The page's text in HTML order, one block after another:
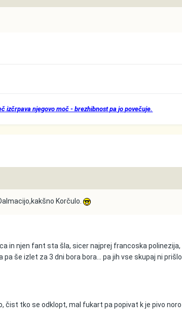
izčrpava njegovo moč - brezhibnost pa jo povečuje.
Korčulo.
in njen fant sta šla, sicer najprej francoska
še izlet za 3 dni bora bora... pa jih vse skupaj ni
čist tko se odklopt, mal fukart pa popivat k je pivo